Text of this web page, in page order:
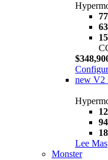
new V2
Lee Mas
Monster